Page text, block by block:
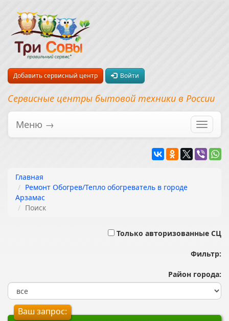
Добавить сервисный центр Войти
Сервисные центры бытовой техники в России
Меню →
Главная
Ремонт Обогрев/Тепло обогреватель в городе
Арзамас
Поиск
Только авторизованные СЦ
Фильтр:
Район города:
Ваш запрос: